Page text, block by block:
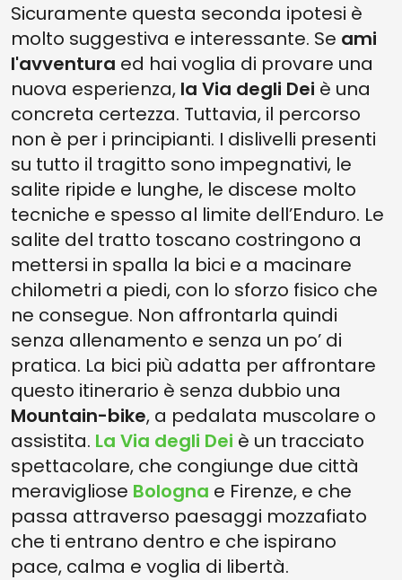
Sicuramente questa seconda ipotesi è
molto suggestiva e interessante. Se ami
l'avventura ed hai voglia di provare una
nuova esperienza, la Via degli Dei è una
concreta certezza. Tuttavia, il percorso
non è per i principianti. I dislivelli presenti
su tutto il tragitto sono impegnativi, le
salite ripide e lunghe, le discese molto
tecniche e spesso al limite dell’Enduro. Le
salite del tratto toscano costringono a
mettersi in spalla la bici e a macinare
chilometri a piedi, con lo sforzo fisico che
ne consegue. Non affrontarla quindi
senza allenamento e senza un po’ di
pratica. La bici più adatta per affrontare
questo itinerario è senza dubbio una
Mountain-bike, a pedalata muscolare o
assistita. La Via degli Dei è un tracciato
spettacolare, che congiunge due città
meravigliose Bologna e Firenze, e che
passa attraverso paesaggi mozzafiato
che ti entrano dentro e che ispirano
pace, calma e voglia di libertà.